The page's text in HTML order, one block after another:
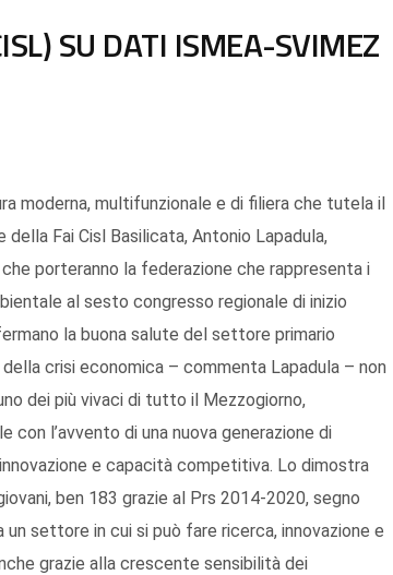
SU DATI ISMEA-SVIMEZ
moderna, multifunzionale e di filiera che tutela il
Fai Cisl Basilicata, Antonio Lapadula,
porteranno la federazione che rappresenta i
al sesto congresso regionale di inizio
la buona salute del settore primario
crisi economica – commenta Lapadula – non
dei più vivaci di tutto il Mezzogiorno,
l’avvento di una nuova generazione di
e capacità competitiva. Lo dimostra
ben 183 grazie al Prs 2014-2020, segno
settore in cui si può fare ricerca, innovazione e
grazie alla crescente sensibilità dei